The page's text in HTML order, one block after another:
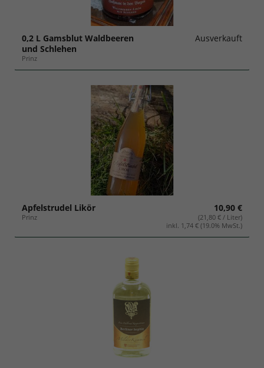
0,2 L Gamsblut Waldbeeren
und Schlehen
Prinz
Ausverkauft
Apfelstrudel Likör
Prinz
10,90 €
(21,80 € / Liter)
inkl. 1,74 € (19.0% MwSt.)